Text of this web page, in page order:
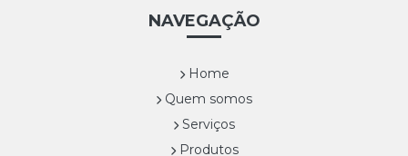
NAVEGAÇÃO
Home
Quem somos
Serviços
Produtos